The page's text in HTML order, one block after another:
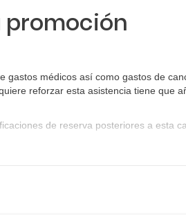
promoción
médicos así como gastos de
reforzar esta asistencia tiene que
de reserva posteriores a esta